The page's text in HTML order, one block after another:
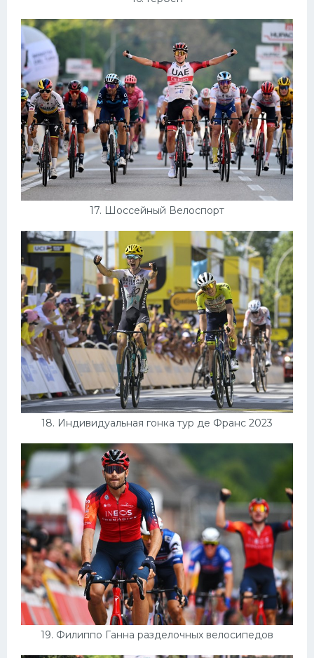
17. Шоссейный Велоспорт
18. Индивидуальная гонка тур де Франс 2023
19. Филиппо Ганна разделочных велосипедов